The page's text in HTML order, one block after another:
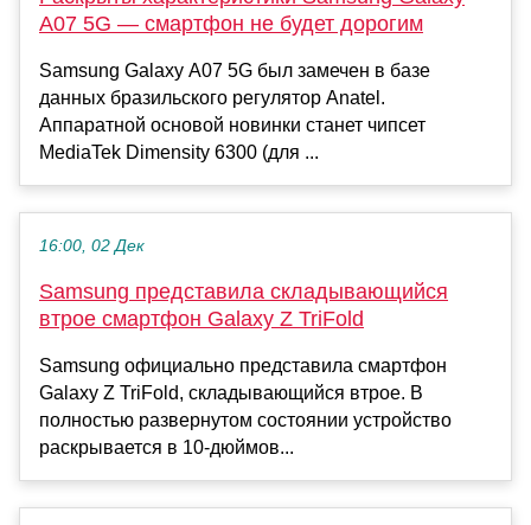
A07 5G — смартфон не будет дорогим
Samsung Galaxy A07 5G был замечен в базе
данных бразильского регулятор Anatel.
Аппаратной основой новинки станет чипсет
MediaTek Dimensity 6300 (для ...
16:00, 02 Дек
Samsung представила складывающийся
втрое смартфон Galaxy Z TriFold
Samsung официально представила смартфон
Galaxy Z TriFold, складывающийся втрое. В
полностью развернутом состоянии устройство
раскрывается в 10-дюймов...